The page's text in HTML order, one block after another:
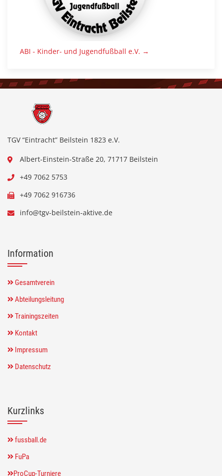
ABI - Kinder- und Jugendfußball e.V. →
TGV “Eintracht” Beilstein 1823 e.V.
Albert-Einstein-Straße 20, 71717 Beilstein
+49 7062 5753
+49 7062 916736
info@tgv-beilstein-aktive.de
Information
Gesamtverein
Abteilungsleitung
Trainingszeiten
Kontakt
Impressum
Datenschutz
Kurzlinks
fussball.de
FuPa
ProCup-Turniere